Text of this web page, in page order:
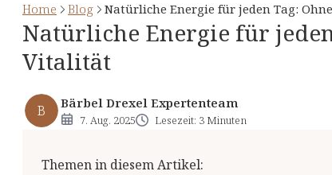
Home Blog Natürliche Energie für jeden Tag:
Natürliche Energie für
Vitalität
B Bärbel Drexel Expertenteam
7. Aug. 2025 Lesezeit: 3 Minuten
Themen in diesem Artikel: